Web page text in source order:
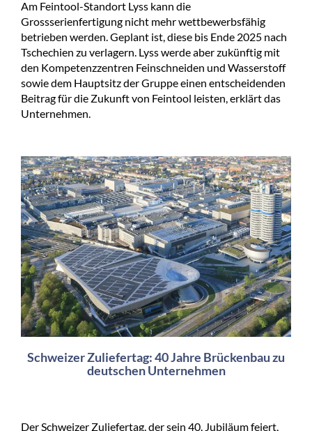
Am Feintool-Standort Lyss kann die
Grossserienfertigung nicht mehr wettbewerbsfähig
betrieben werden. Geplant ist, diese bis Ende 2025 nach
Tschechien zu verlagern. Lyss werde aber zukünftig mit
den Kompetenzzentren Feinschneiden und Wasserstoff
sowie dem Hauptsitz der Gruppe einen entscheidenden
Beitrag für die Zukunft von Feintool leisten, erklärt das
Unternehmen.
Schweizer Zuliefertag: 40 Jahre Brückenbau zu
deutschen Unternehmen
Der Schweizer Zuliefertag, der sein 40. Jubiläum feiert,